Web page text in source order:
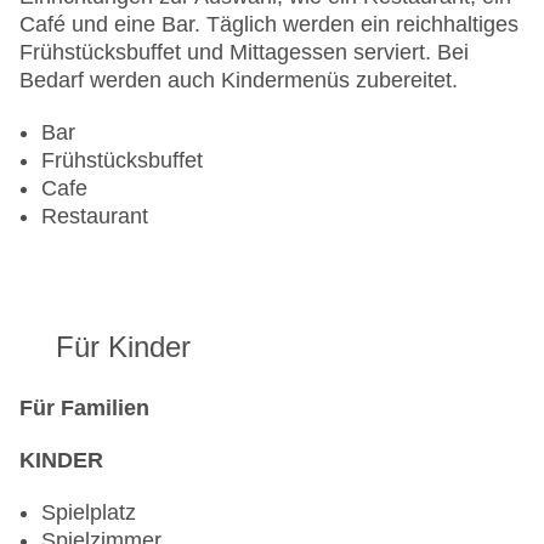
Café und eine Bar. Täglich werden ein reichhaltiges
Frühstücksbuffet und Mittagessen serviert. Bei
Bedarf werden auch Kindermenüs zubereitet.
Bar
Frühstücksbuffet
Cafe
Restaurant
Für Kinder
Für Familien
KINDER
Spielplatz